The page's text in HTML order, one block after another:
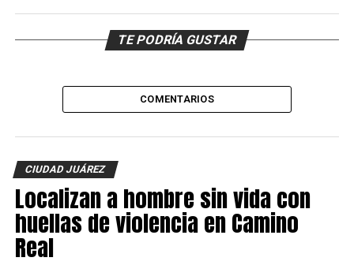
TE PODRÍA GUSTAR
COMENTARIOS
CIUDAD JUÁREZ
Localizan a hombre sin vida con
huellas de violencia en Camino
Real